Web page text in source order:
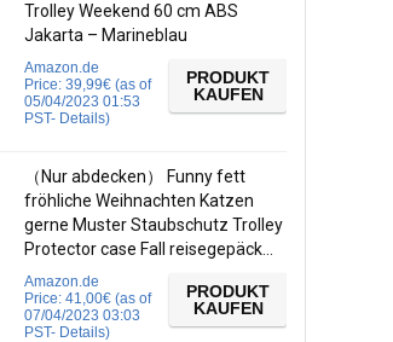
Trolley Weekend 60 cm ABS
Jakarta – Marineblau
Amazon.de
Price: 39,99€ (as of
05/04/2023 01:53
PST- Details)
PRODUKT
KAUFEN
（Nur abdecken） Funny fett
fröhliche Weihnachten Katzen
gerne Muster Staubschutz Trolley
Protector case Fall reisegepäck…
Amazon.de
Price: 41,00€ (as of
07/04/2023 03:03
PST- Details)
PRODUKT
KAUFEN